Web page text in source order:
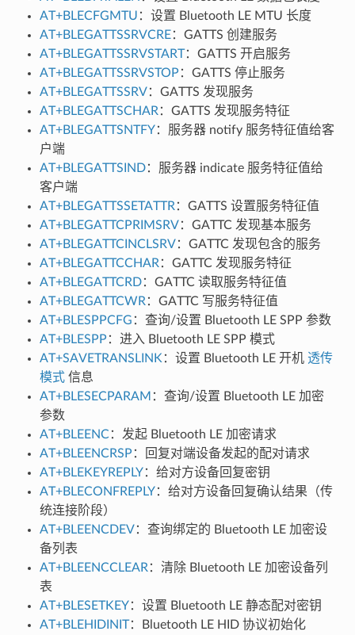
AT+BLECFGMTU ：设置 Bluetooth LE MTU 长度
AT+BLEGATTSSRVCRE：GATTS 创建服务
AT+BLEGATTSSRVSTART：GATTS 开启服务
AT+BLEGATTSSRVSTOP ：GATTS 停止服务
AT+BLEGATTSSRV：GATTS 发现服务
AT+BLEGATTSCHAR ：GATTS 发现服务特征
AT+BLEGATTSNTFY：服务器 notify 服务特征值给客
户端
AT+BLEGATTSIND：服务器 indicate 服务特征值给
客户端
AT+BLEGATTSSETATTR ：GATTS 设置服务特征值
AT+BLEGATTCPRIMSRV：GATTC 发现基本服务
AT+BLEGATTCINCLSRV：GATTC 发现包含的服务
AT+BLEGATTCCHAR ：GATTC 发现服务特征
AT+BLEGATTCRD：GATTC 读取服务特征值
AT+BLEGATTCWR ：GATTC 写服务特征值
AT+BLESPPCFG ：查询/设置 Bluetooth LE SPP 参数
AT+BLESPP ：进入 Bluetooth LE SPP 模式
AT+SAVETRANSLINK ：设置 Bluetooth LE 开机 透传
模式信息
AT+BLESECPARAM ：查询/设置 Bluetooth LE 加密
参数
AT+BLEENC：发起 Bluetooth LE 加密请求
AT+BLEENCRSP ：回复对端设备发起的配对请求
AT+BLEKEYREPLY：给对方设备回复密钥
AT+BLECONFREPLY：给对方设备回复确认结果（传
统连接阶段）
AT+BLEENCDEV：查询绑定的 Bluetooth LE 加密设
备列表
AT+BLEENCCLEAR ：清除 Bluetooth LE 加密设备列
表
AT+BLESETKEY：设置 Bluetooth LE 静态配对密钥
AT+BLEHIDINIT：Bluetooth LE HID 协议初始化